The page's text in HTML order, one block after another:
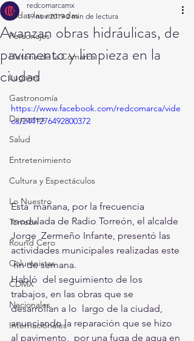
Todas las entradas
Personajes
Historia de la Comarca
Lugares
Gastronomía
Deportes
Salud
Entretenimiento
Cultura y Espectáculos
Lo Nuestro
Torreón
Round Cero
Columnistas
CDMX
Nacionales
Internacionales
Avanzan obras hidráulicas, de
pavimento y limpieza en la
ciudad
redcomarcamx
19 nov 2019 2 min de lectura
https://www.facebook.com/redcomarca/vide
os/2441276492800372
Esta  mañana, por la frecuencia
modulada de Radio Torreón, el alcalde
Jorge  Zermeño Infante, presentó las
actividades municipales realizadas este
fin de semana.
Habló  del seguimiento de los
trabajos, en las obras que se
desarrollan a lo  largo de la ciudad,
anunciando la reparación que se hizo
al pavimento,  por una fuga de agua en